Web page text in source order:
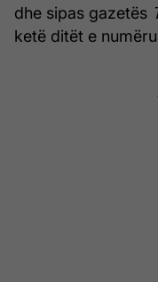
dhe sipas gazetës
ketë ditët e